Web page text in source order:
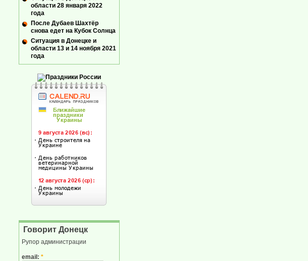
области 28 января 2022
года
После Дубаев Шахтёр
снова едет на Кубок Солнца
Ситуация в Донецке и
области 13 и 14 ноября 2021
года
Говорит Донецк
Рупор администрации
email: *